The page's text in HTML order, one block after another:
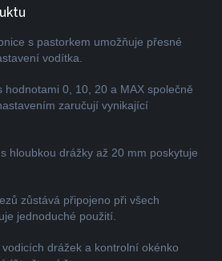
s pastorkem umožňuje přesné
vodítka.
hodnotami 0, 10, 20 a MAX společně
zaručují vynikající
hloubkou drážky až 20 mm poskytuje
zůstává připojeno při všech
jednoduché použití.
drážek a kontrolní okénko